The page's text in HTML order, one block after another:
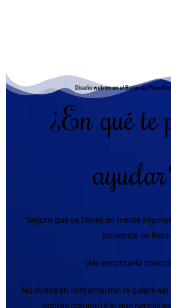
Diseño web en en el Barrio de Pinar
¿En qué te
Seguro que ya tienes en mente
presencia en línea.
¡Me encantaría
No dudes en contactarme; te guiaré
podrás compartir lo que